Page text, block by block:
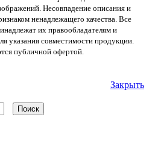
Несовпадение описания и
ненадлежащего качества. Все
их правообладателям и
указания совместимости продукции.
публичной офертой.
Закрыть
Поиск